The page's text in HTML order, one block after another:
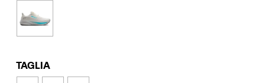
TAGLIA